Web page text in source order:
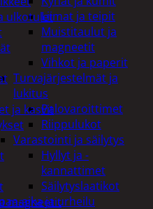
Liimat ja teipit
Muistitaulut ja
magneetit
Vihkot ja paperit
Turvajärjestelmät ja
lukitus
Palovaroittimet
Riippulukot
Varastointi ja säilytys
Hyllyt ja -
kannattimet
Säilytyslaatikot
aika ja urheilu
ulkotulet
ja kasvit
magneetit